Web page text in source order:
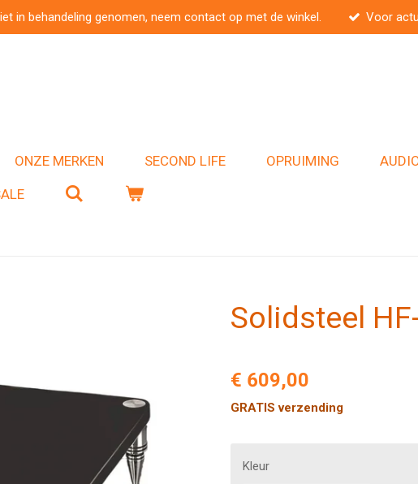
in behandeling genomen, neem contact op met de winkel. Voor
ONZE MERKEN SECOND LIFE OPRUIMING
Solidsteel
€ 609,00
GRATIS verzending
Kleur